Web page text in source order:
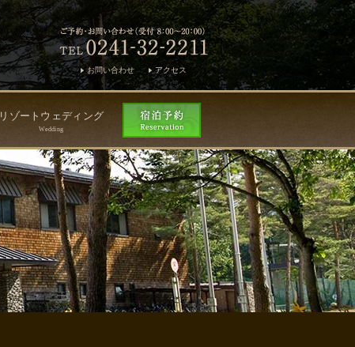
お問い合わせ アクセス
リゾートウェディング
Wedding